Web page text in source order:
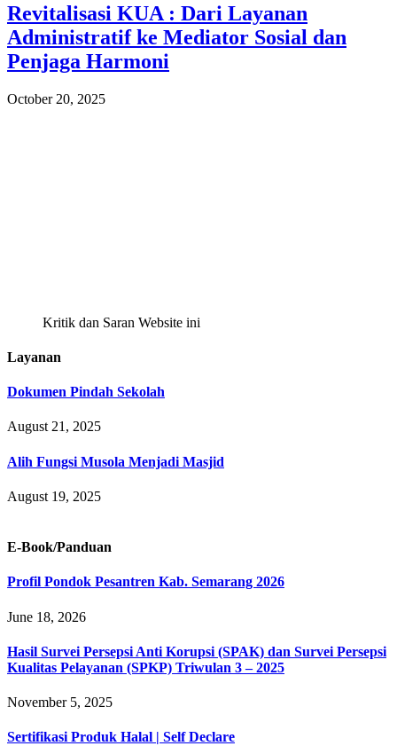
Revitalisasi KUA : Dari Layanan
Administratif ke Mediator Sosial dan
Penjaga Harmoni
October 20, 2025
Kritik dan Saran Website ini
Layanan
Dokumen Pindah Sekolah
August 21, 2025
Alih Fungsi Musola Menjadi Masjid
August 19, 2025
E-Book/Panduan
Profil Pondok Pesantren Kab. Semarang 2026
June 18, 2026
Hasil Survei Persepsi Anti Korupsi (SPAK) dan Survei Persepsi
Kualitas Pelayanan (SPKP) Triwulan 3 – 2025
November 5, 2025
Sertifikasi Produk Halal | Self Declare